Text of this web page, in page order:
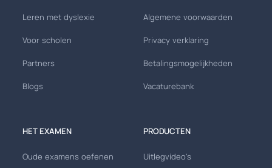
Leren met dyslexie
Voor scholen
Partners
Blogs
Algemene voorwaarden
Privacy verklaring
Betalingsmogelijkheden
Vacaturebank
HET EXAMEN
Oude examens oefenen
PRODUCTEN
Uitlegvideo's